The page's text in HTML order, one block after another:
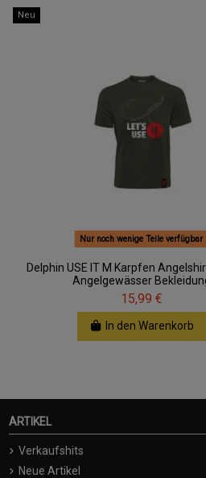
Neu
Nur noch wenige Teile verfügbar
Delphin USE IT M Karpfen
Angelgewässer
15,99 €
In den Warenkorb
ARTIKEL
Verkaufshits
Neue Artikel